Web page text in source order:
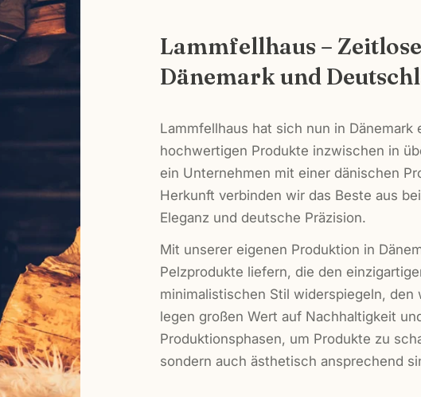
Lammfellhaus –
Dänemark und
Lammfellhaus hat sich nun in
hochwertigen Produkte inzwischen in
ein Unternehmen mit einer dänischen
Herkunft verbinden wir das Beste aus
Eleganz und deutsche Präzision.
Mit unserer eigenen Produktion in
Pelzprodukte liefern, die den
minimalistischen Stil widerspiegeln,
legen großen Wert auf Nachhaltigkeit
Produktionsphasen, um Produkte zu
sondern auch ästhetisch ansprechend